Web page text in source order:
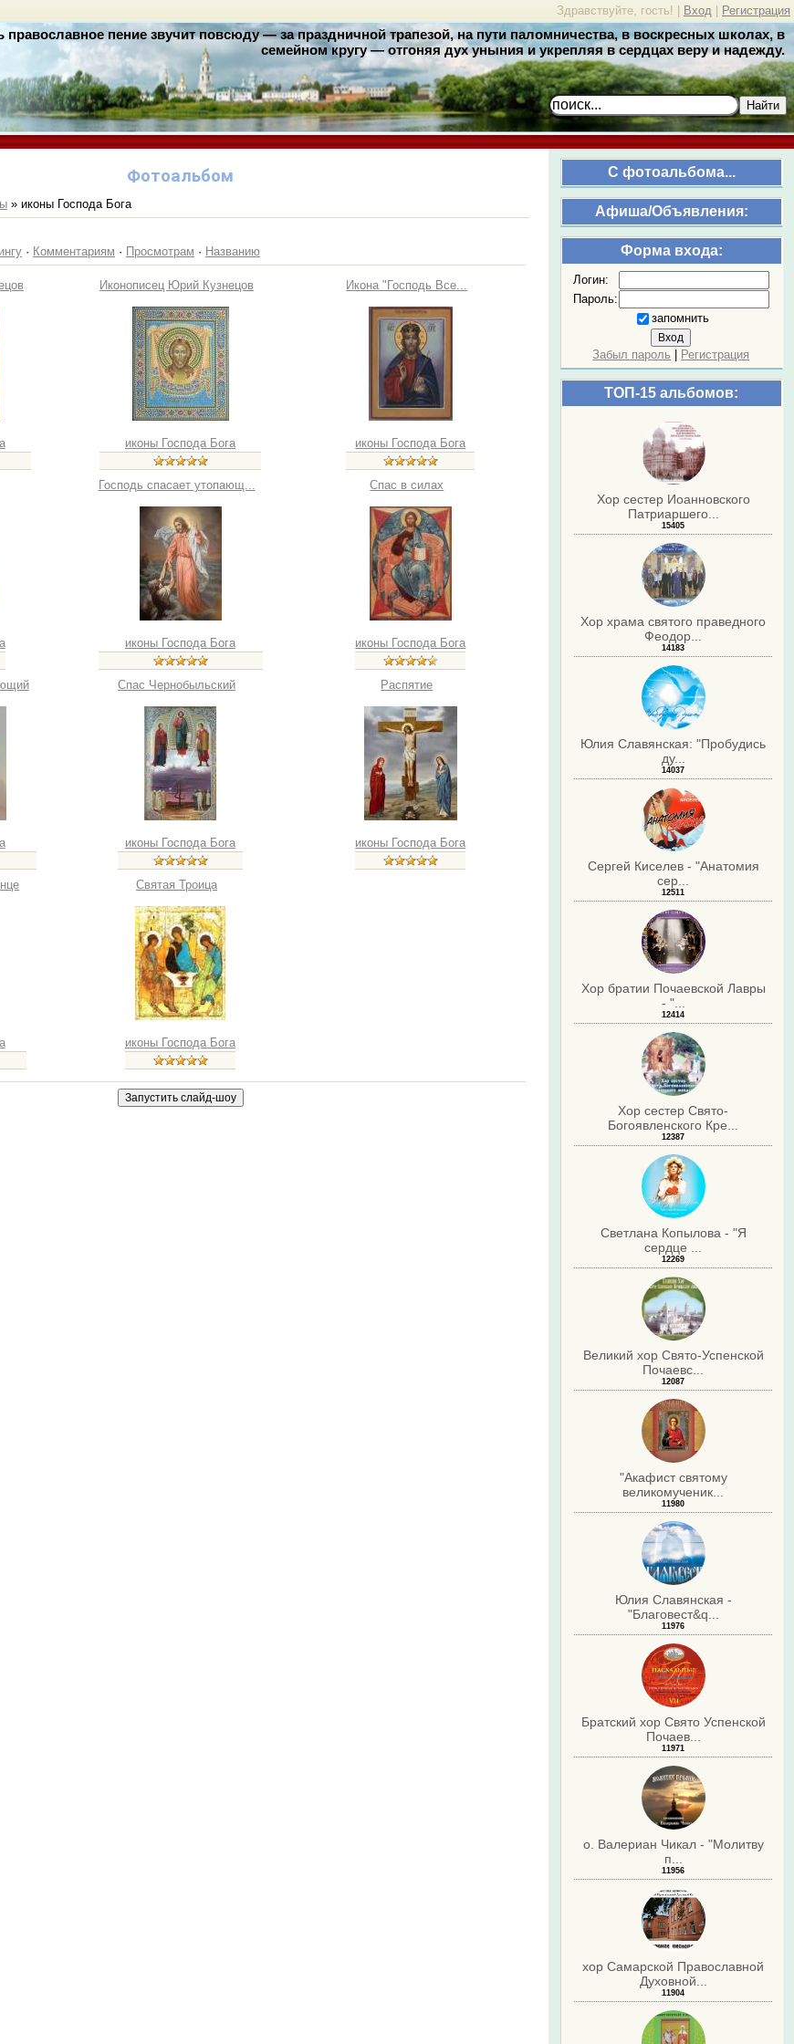
Здравствуйте, гость! | Вход Регистрация
православное пение звучит повсюду — за праздничной трапезой, на пути паломничества, в воскресных школах, в
семейном кругу — отгоняя дух уныния и укрепляя в сердцах веру и надежду.
Найти
C фотоальбома...
Афиша/Объявления:
Форма входа:
Логин:
Пароль:
запомнить
Забыл пароль Регистрация
ТОП-15 альбомов:
Хор сестер Иоанновского
Патриаршего...
15405
Хор храма святого праведного
Феодор...
14183
Юлия Славянская: "Пробудись
ду...
14037
Сергей Киселев - "Анатомия
сер...
12511
Хор братии Почаевской Лавры
- "...
12414
Хор сестер Свято-
Богоявленского Кре...
12387
Светлана Копылова - "Я
сердце ...
12269
Великий хор Свято-Успенской
Почаевс...
12087
"Акафист святому
великомученик...
11980
Юлия Славянская -
"Благовест&q...
11976
Братский хор Свято Успенской
Почаев...
11971
о. Валериан Чикал - "Молитву
п...
11956
хор Самарской Православной
Духовной...
11904
Фотоальбом
» иконы Господа Бога
· Комментариям · Просмотрам · Названию
Иконописец Юрий Кузнецов
иконы Господа Бога
Икона "Господь Все...
иконы Господа Бога
Господь спасает утопающ...
иконы Господа Бога
Спас в силах
иконы Господа Бога
Спас Чернобыльский
иконы Господа Бога
Распятие
иконы Господа Бога
Святая Троица
иконы Господа Бога